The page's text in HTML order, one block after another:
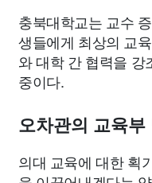
충북대학교는 교수
생들에게 최상의 교
와 대학 간 협력을 강
중이다.
오차관의 교육부
의대 교육에 대한 획